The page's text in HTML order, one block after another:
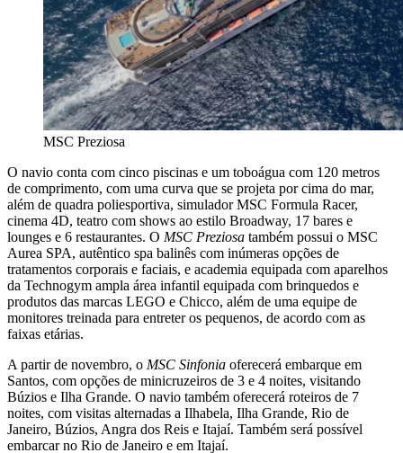
MSC Preziosa
O navio conta com cinco piscinas e um toboágua com 120 metros
de comprimento, com uma curva que se projeta por cima do mar,
além de quadra poliesportiva, simulador MSC Formula Racer,
cinema 4D, teatro com shows ao estilo Broadway, 17 bares e
lounges e 6 restaurantes. O MSC Preziosa também possui o MSC
Aurea SPA, autêntico spa balinês com inúmeras opções de
tratamentos corporais e faciais, e academia equipada com aparelhos
da Technogym ampla área infantil equipada com brinquedos e
produtos das marcas LEGO e Chicco, além de uma equipe de
monitores treinada para entreter os pequenos, de acordo com as
faixas etárias.
A partir de novembro, o MSC Sinfonia oferecerá embarque em
Santos, com opções de minicruzeiros de 3 e 4 noites, visitando
Búzios e Ilha Grande. O navio também oferecerá roteiros de 7
noites, com visitas alternadas a Ilhabela, Ilha Grande, Rio de
Janeiro, Búzios, Angra dos Reis e Itajaí. Também será possível
embarcar no Rio de Janeiro e em Itajaí.